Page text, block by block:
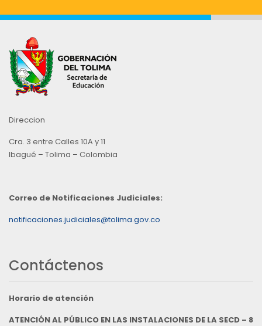
Direccion
Cra. 3 entre Calles 10A y 11
Ibagué – Tolima – Colombia
Correo de Notificaciones Judiciales:
notificaciones.judiciales@tolima.gov.co
Contáctenos
Horario de atención
ATENCIÓN AL PÚBLICO EN LAS INSTALACIONES DE LA SECD – 8